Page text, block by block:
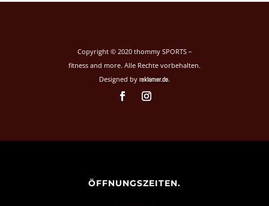
Copyright © 2020 thommy SPORTS –
fitness and more. Alle Rechte vorbehalten.
Designed by reklamer.de.
ÖFFNUNGSZEITEN.